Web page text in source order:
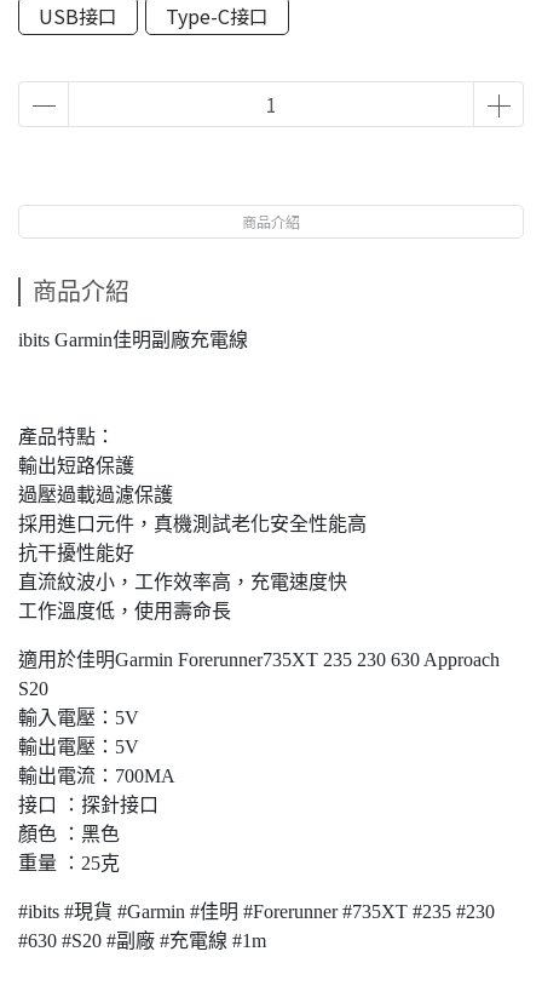
USB接口
Type-C接口
商品介紹
商品介紹
ibits Garmin佳明副廠充電線
產品特點：
輸出短路保護
過壓過載過濾保護
採用進口元件，真機測試老化安全性能高
抗干擾性能好
直流紋波小，工作效率高，充電速度快
工作溫度低，使用壽命長
適用於佳明Garmin Forerunner735XT 235 230 630 Approach
S20
輸入電壓：5V
輸出電壓：5V
輸出電流：700MA
接口 ：探針接口
顏色 ：黑色
重量 ：25克
#ibits #現貨 #Garmin #佳明 #Forerunner #735XT #235 #230
#630 #S20 #副廠 #充電線 #1m